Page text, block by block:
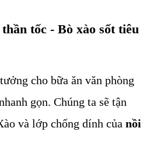
tốc - Bò xào sốt tiêu
cho bữa ăn văn phòng
gọn. Chúng ta sẽ tận
và lớp chống dính của nồi